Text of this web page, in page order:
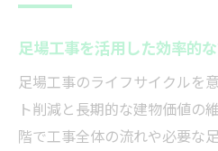
足場工事を活用した効率的
足場工事のライフサイクルを
ト削減と長期的な建物価値の
階で工事全体の流れや必要な